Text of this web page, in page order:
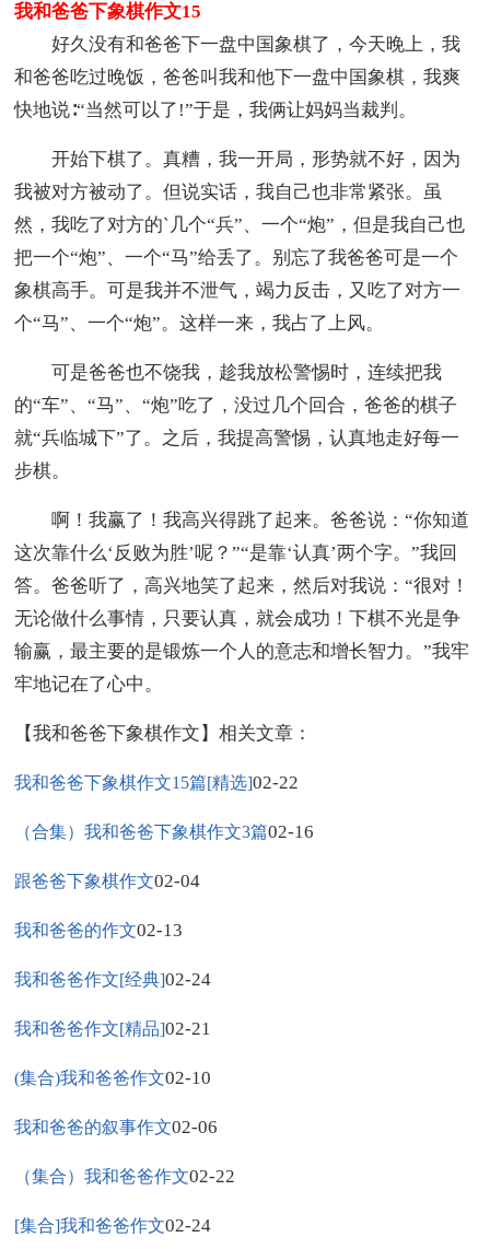
我和爸爸下象棋作文15
好久没有和爸爸下一盘中国象棋了，今天晚上，我
和爸爸吃过晚饭，爸爸叫我和他下一盘中国象棋，我爽
快地说∶“当然可以了!”于是，我俩让妈妈当裁判。
开始下棋了。真糟，我一开局，形势就不好，因为
我被对方被动了。但说实话，我自己也非常紧张。虽
然，我吃了对方的`几个“兵”、一个“炮”，但是我自己也
把一个“炮”、一个“马”给丢了。别忘了我爸爸可是一个
象棋高手。可是我并不泄气，竭力反击，又吃了对方一
个“马”、一个“炮”。这样一来，我占了上风。
可是爸爸也不饶我，趁我放松警惕时，连续把我
的“车”、“马”、“炮”吃了，没过几个回合，爸爸的棋子
就“兵临城下”了。之后，我提高警惕，认真地走好每一
步棋。
啊！我赢了！我高兴得跳了起来。爸爸说：“你知道
这次靠什么‘反败为胜’呢？”“是靠‘认真’两个字。”我回
答。爸爸听了，高兴地笑了起来，然后对我说：“很对！
无论做什么事情，只要认真，就会成功！下棋不光是争
输赢，最主要的是锻炼一个人的意志和增长智力。”我牢
牢地记在了心中。
【我和爸爸下象棋作文】相关文章：
我和爸爸下象棋作文15篇[精选]02-22
（合集）我和爸爸下象棋作文3篇02-16
跟爸爸下象棋作文02-04
我和爸爸的作文02-13
我和爸爸作文[经典]02-24
我和爸爸作文[精品]02-21
(集合)我和爸爸作文02-10
我和爸爸的叙事作文02-06
（集合）我和爸爸作文02-22
[集合]我和爸爸作文02-24